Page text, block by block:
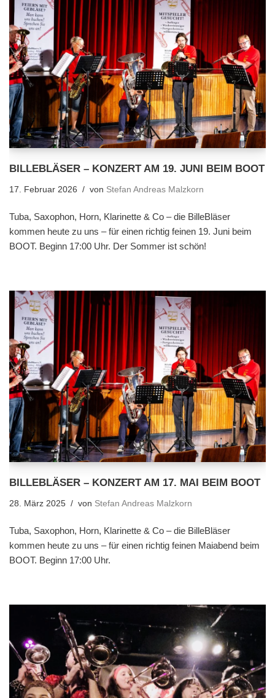
BILLEBLÄSER – KONZERT AM 19. JUNI BEIM BOOT
17. Februar 2026 von Stefan Andreas Malzkorn
Tuba, Saxophon, Horn, Klarinette & Co – die BilleBläser
kommen heute zu uns – für einen richtig feinen 19. Juni beim
BOOT. Beginn 17:00 Uhr. Der Sommer ist schön!
BILLEBLÄSER – KONZERT AM 17. MAI BEIM BOOT
28. März 2025 von Stefan Andreas Malzkorn
Tuba, Saxophon, Horn, Klarinette & Co – die BilleBläser
kommen heute zu uns – für einen richtig feinen Maiabend beim
BOOT. Beginn 17:00 Uhr.